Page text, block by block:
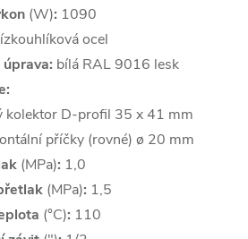
(W): 1090
ocel
bílá RAL 9016 lesk
kolektor D-profil 35 x 41 mm
příčky (rovné) ø 20 mm
(MPa): 1,0
(MPa): 1,5
(°C): 110